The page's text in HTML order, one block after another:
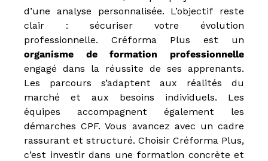
d’une analyse personnalisée. L’objectif reste
clair : sécuriser votre évolution
professionnelle. Créforma Plus est un
organisme de formation professionnelle
engagé dans la réussite de ses apprenants.
Les parcours s’adaptent aux réalités du
marché et aux besoins individuels. Les
équipes accompagnent également les
démarches CPF. Vous avancez avec un cadre
rassurant et structuré. Choisir Créforma Plus,
c’est investir dans une formation concrète et